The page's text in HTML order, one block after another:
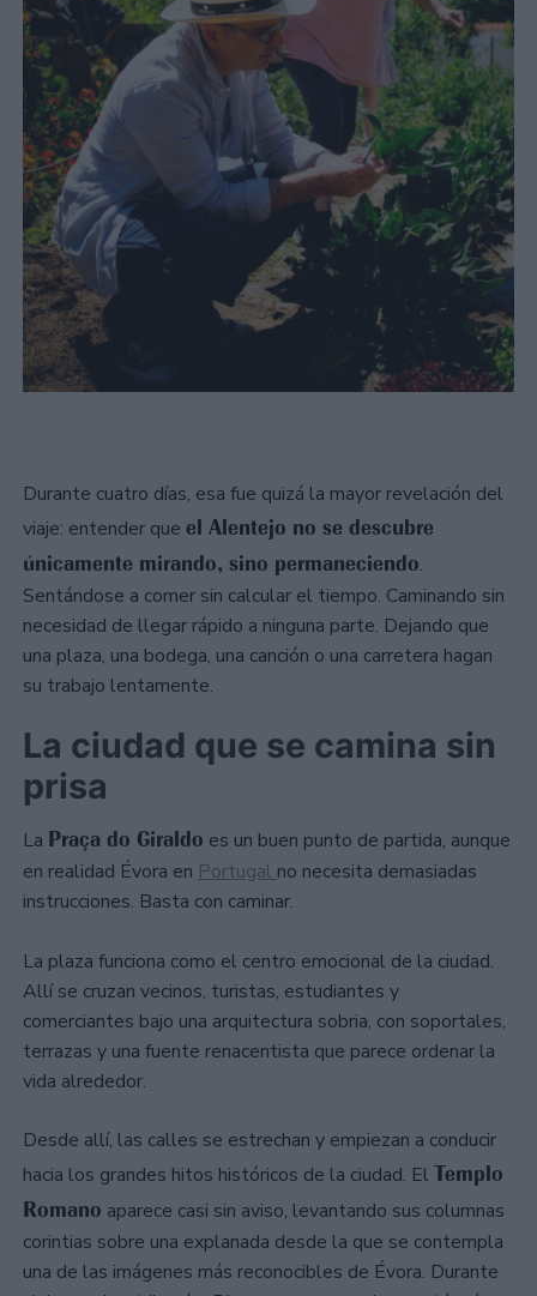
Durante cuatro días, esa fue quizá la mayor revelación del
viaje: entender que el Alentejo no se descubre
únicamente mirando, sino permaneciendo.
Sentándose a comer sin calcular el tiempo. Caminando sin
necesidad de llegar rápido a ninguna parte. Dejando que
una plaza, una bodega, una canción o una carretera hagan
su trabajo lentamente.
La ciudad que se camina sin
prisa
La Praça do Giraldo es un buen punto de partida, aunque
en realidad Évora en Portugal no necesita demasiadas
instrucciones. Basta con caminar.
La plaza funciona como el centro emocional de la ciudad.
Allí se cruzan vecinos, turistas, estudiantes y
comerciantes bajo una arquitectura sobria, con soportales,
terrazas y una fuente renacentista que parece ordenar la
vida alrededor.
Desde allí, las calles se estrechan y empiezan a conducir
hacia los grandes hitos históricos de la ciudad. El Templo
Romano aparece casi sin aviso, levantando sus columnas
corintias sobre una explanada desde la que se contempla
una de las imágenes más reconocibles de Évora. Durante